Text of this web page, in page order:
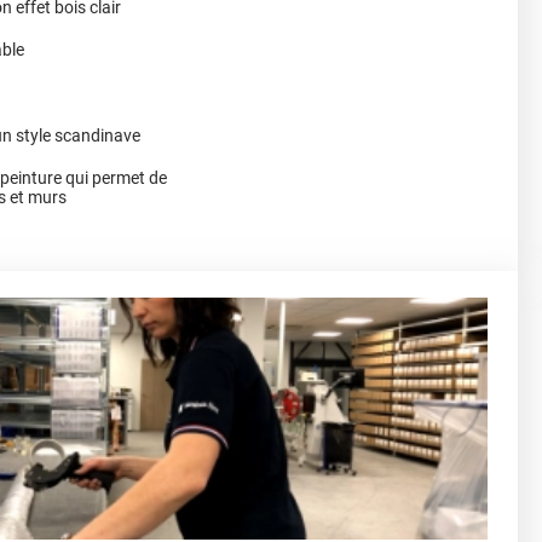
effet bois clair
style scandinave
qui permet de
et murs